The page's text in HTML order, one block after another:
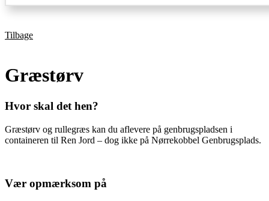
Tilbage
Græstørv
Hvor skal det hen?
Græstørv og rullegræs kan du aflevere på genbrugspladsen i
containeren til Ren Jord – dog ikke på Nørrekobbel Genbrugsplads.
Vær opmærksom på